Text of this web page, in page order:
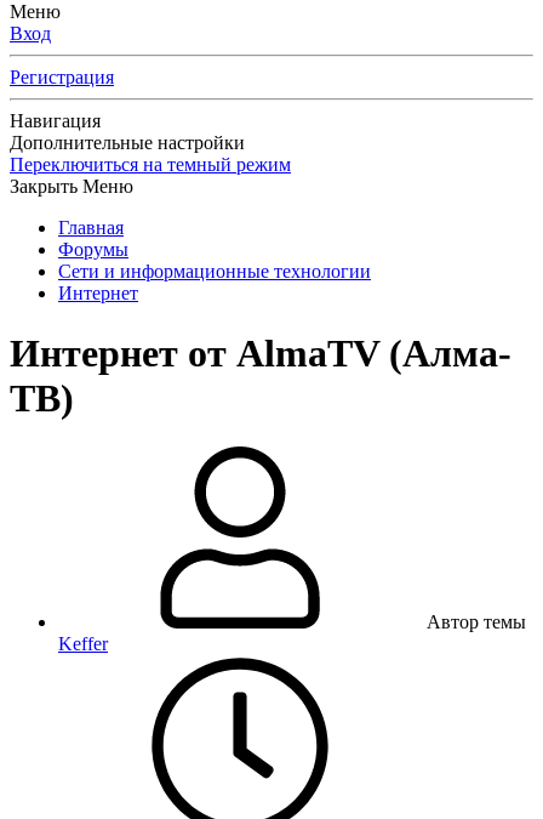
Меню
Вход
Регистрация
Навигация
Дополнительные настройки
Переключиться на темный режим
Закрыть Меню
Главная
Форумы
Сети и информационные технологии
Интернет
Интернет от AlmaTV (Алма-
ТВ)
Автор темы
Keffer